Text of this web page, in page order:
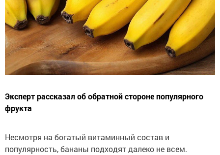
Эксперт рассказал об обратной стороне популярного
фрукта
Несмотря на богатый витаминный состав и
популярность, бананы подходят далеко не всем.